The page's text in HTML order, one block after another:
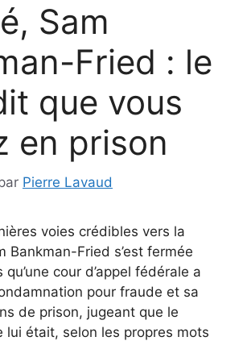
Sam
Fried : le
que vous
en prison
Pierre Lavaud
voies crédibles vers la
Bankman-Fried s’est fermée
cour d’appel fédérale a
pour fraude et sa
de prison, jugeant que le
lui était, selon les propres mots